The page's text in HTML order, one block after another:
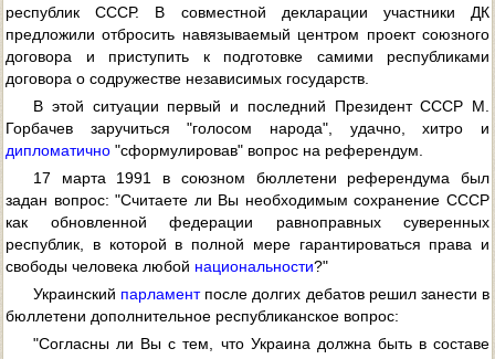
республик СССР. В совместной декларации участники ДК
предложили отбросить навязываемый центром проект союзного
договора и приступить к подготовке самими республиками
договора о содружестве независимых государств.
В этой ситуации первый и последний Президент СССР М.
Горбачев заручиться "голосом народа", удачно, хитро и
дипломатично "сформулировав" вопрос на референдум.
17 марта 1991 в союзном бюллетени референдума был
задан вопрос: "Считаете ли Вы необходимым сохранение СССР
как обновленной федерации равноправных суверенных
республик, в которой в полной мере гарантироваться права и
свободы человека любой национальности?"
Украинский парламентпосле долгих дебатов решил занести в
бюллетени дополнительное республиканское вопрос:
"Согласны ли Вы с тем, что Украина должна быть в составе